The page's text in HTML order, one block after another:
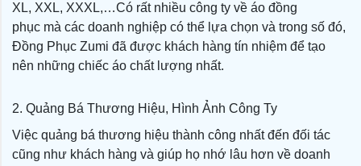
XL, XXL, XXXL,…Có rất nhiều công ty về áo đồng
phục mà các doanh nghiệp có thể lựa chọn và trong số đó,
Đồng Phục Zumi đã được khách hàng tín nhiệm để tạo
nên những chiếc áo chất lượng nhất.
2. Quảng Bá Thương Hiệu, Hình Ảnh Công Ty
Việc quảng bá thương hiệu thành công nhất đến đối tác
cũng như khách hàng và giúp họ nhớ lâu hơn về doanh